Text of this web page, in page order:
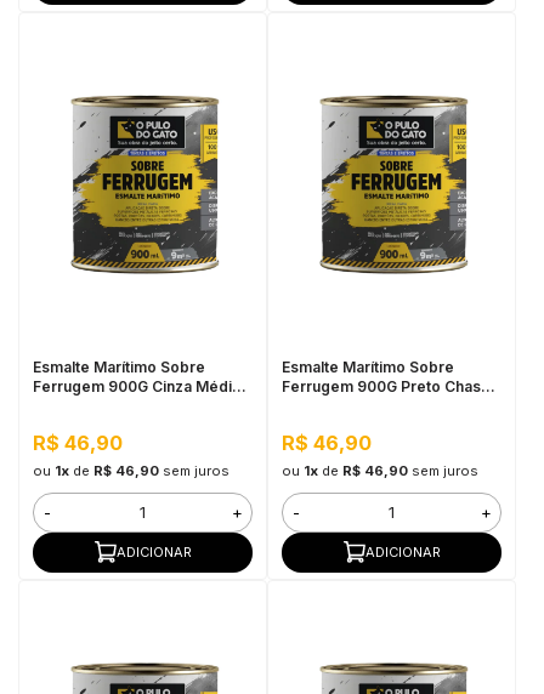
Esmalte Marítimo Sobre
Ferrugem 900G Cinza Médio -
R$ 46,90
ou 1xde R$ 46,90 sem juros
- +
ADICIONAR
Esmalte Marítimo Sobre
Ferrugem 900G Preto Chassis
R$ 46,90
ou 1xde R$ 46,90 sem juros
- +
ADICIONAR